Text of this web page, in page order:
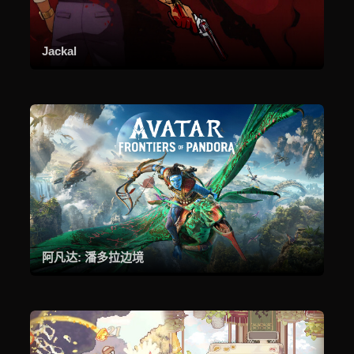
Jackal
阿凡达: 潘多拉边境